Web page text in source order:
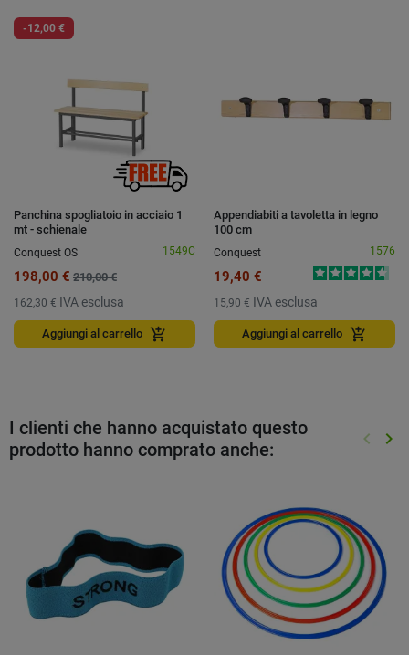
-12,00 €
Panchina spogliatoio in acciaio 1
mt - schienale
Conquest OS
1549C
198,00 € 210,00 €
162,30 € IVA esclusa
Aggiungi al carrello add_shopping_cart
Appendiabiti a tavoletta in legno
100 cm
Conquest
1576
19,40 €
15,90 € IVA esclusa
Aggiungi al carrello add_shopping_cart
I clienti che hanno acquistato questo
prodotto hanno comprato anche:
keyboard_arrow_left keyboard_arrow_right